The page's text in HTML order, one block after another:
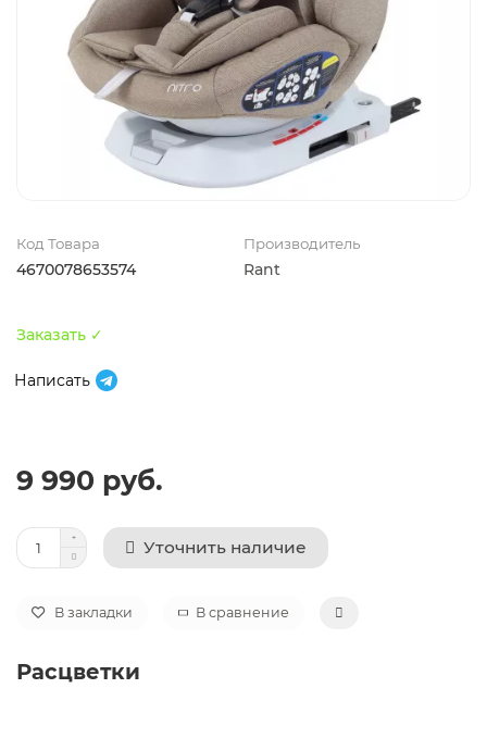
Код Товара
4670078653574
Производитель
Rant
Заказать ✓
Написать
9 990 руб.
Уточнить наличие
В закладки В сравнение
Расцветки